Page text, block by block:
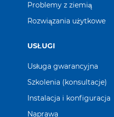
Problemy z ziemią
Rozwiązania użytkowe
USŁUGI
Usługa gwarancyjna
Szkolenia (konsultacje)
Instalacja i konfiguracja
Naprawa